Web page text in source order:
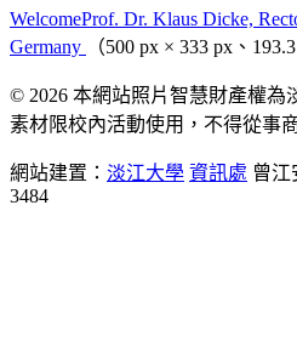
WelcomeProf. Dr. Klaus Dicke,
Germany
（500 px × 333 px、
© 2026 本網站照片智慧財產權為
素材限校內活動使用，不得從事
網站建置： 淡江大學 資訊處 曾江
3484